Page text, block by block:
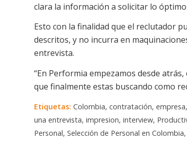
clara la información a solicitar lo
Esto con la finalidad que el reclutador
descritos, y no incurra en
entrevista.
“En Performia empezamos desde
que finalmente estas buscando como
Etiquetas: Colombia, contratación, empresa,
una entrevista, impresion, interview,
Personal, Selección de Personal en Colombia,